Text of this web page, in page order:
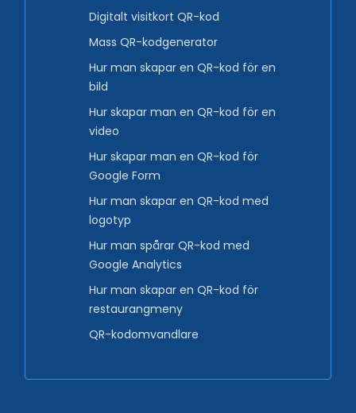
Digitalt visitkort QR-kod
Mass QR-kodgenerator
Hur man skapar en QR-kod för en
bild
Hur skapar man en QR-kod för en
video
Hur skapar man en QR-kod för
Google Form
Hur man skapar en QR-kod med
logotyp
Hur man spårar QR-kod med
Google Analytics
Hur man skapar en QR-kod för
restaurangmeny
QR-kodomvandlare